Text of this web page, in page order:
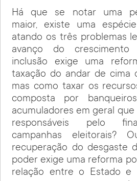
Há que se notar uma
maior, existe uma
atando os três problemas
avanço do crescimento
inclusão exige uma
taxação do andar de cima
mas como taxar os
composta por
acumuladores em geral
responsáveis pelo
campanhas eleitorais?
recuperação do desgaste
poder exige uma reforma
relação entre o Estado e